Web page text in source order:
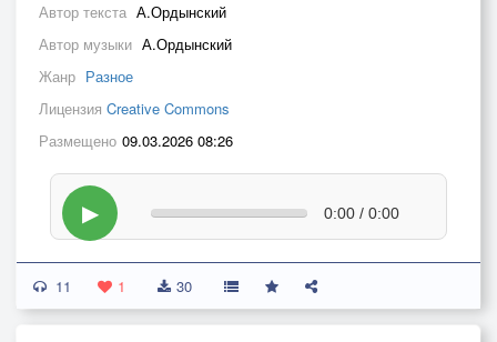
Автор текста А.Ордынский
Автор музыки А.Ордынский
Жанр Разное
Лицензия Creative Commons
Размещено 09.03.2026 08:26
▶ 0:00 / 0:00
11 1 30